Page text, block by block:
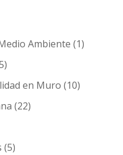
Ambiente (1)
en Muro (10)
(22)
(5)